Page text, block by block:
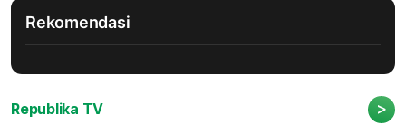
Rekomendasi
Republika TV >